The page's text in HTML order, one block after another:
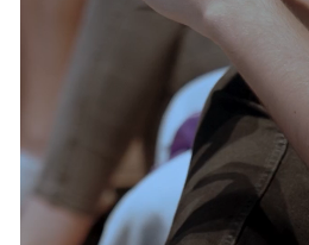
Servizi e accessibilità
Biglietti